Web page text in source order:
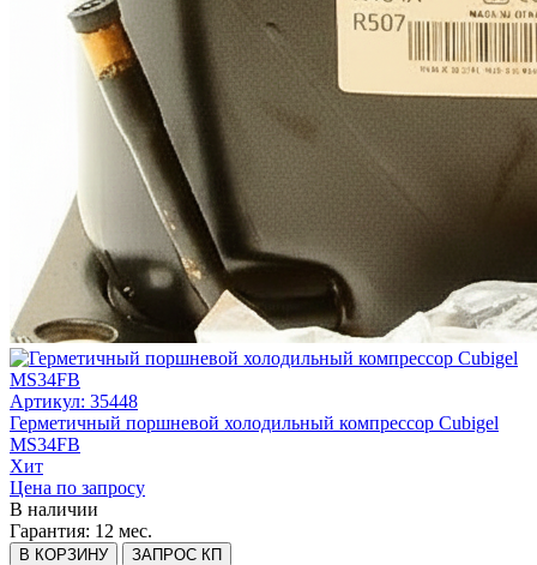
Артикул: 35448
Герметичный поршневой холодильный компрессор Cubigel
MS34FB
Хит
Цена по запросу
В наличии
Гарантия: 12 мес.
В КОРЗИНУ ЗАПРОС КП